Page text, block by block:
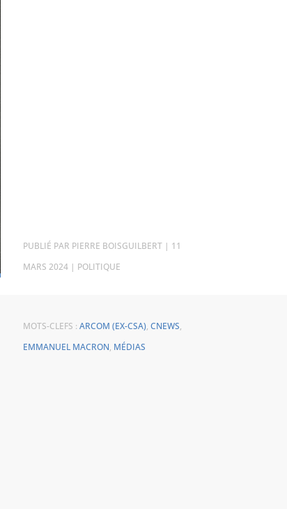
PAR PIERRE BOISGUILBERT | 11
MARS 2024 | POLITIQUE
MOTS-CLEFS : ARCOM (EX-CSA), CNEWS,
EMMANUEL MACRON, MÉDIAS